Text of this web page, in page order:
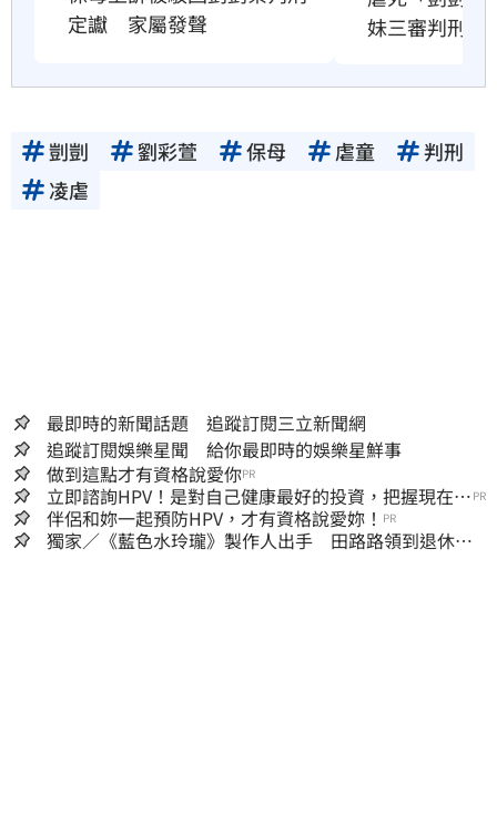
定讞　家屬發聲
妹三審判刑定
剴剴 劉彩萱 保母 虐童
判刑
凌虐
最即時的新聞話題 追蹤訂閱三立新聞網
追蹤訂閱娛樂星聞 給你最即時的娛樂星鮮事
做到這點才有資格說愛你PR
立即諮詢HPV！是對自己健康最好的投資，把握現在不
嫌晚！
PR
伴侶和妳一起預防HPV，才有資格說愛妳！ PR
獨家／《藍色水玲瓏》製作人出手 田路路領到退休